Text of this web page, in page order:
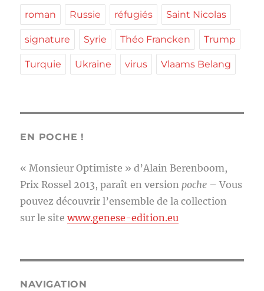
roman Russie réfugiés Saint Nicolas
signature Syrie Théo Francken Trump
Turquie Ukraine virus Vlaams Belang
EN POCHE !
« Monsieur Optimiste » d’Alain Berenboom,
Prix Rossel 2013, paraît en version poche – Vous
pouvez découvrir l’ensemble de la collection
sur le sitewww.genese-edition.eu
NAVIGATION